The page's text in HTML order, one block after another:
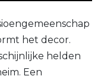
het decor.
helden
Een